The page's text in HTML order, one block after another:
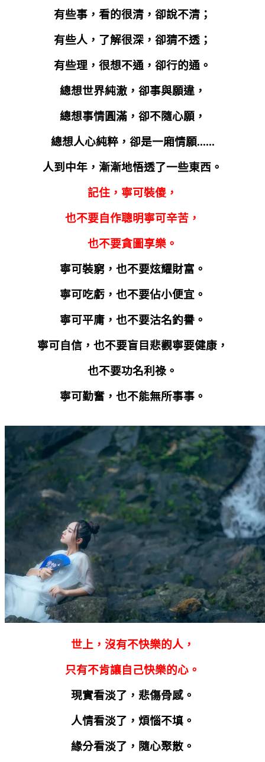
有些事，看的很清，卻說不清；
有些人，了解很深，卻猜不透；
有些理，很想不通，卻行的通。
總想世界純澈，卻事與願違，
總想事情圓滿，卻不隨心願，
總想人心純粹，卻是一廂情願......
人到中年，漸漸地悟透了一些東西。
記住，寧可裝傻，
也不要自作聰明寧可辛苦，
也不要貪圖享樂。
寧可裝窮，也不要炫耀財富。
寧可吃虧，也不要佔小便宜。
寧可平庸，也不要沽名釣譽。
寧可自信，也不要盲目悲觀寧要健康，
也不要功名利祿。
寧可勤奮，也不能無所事事。
世上，沒有不快樂的人，
只有不肯讓自己快樂的心。
現實看淡了，悲傷骨感。
人情看淡了，煩惱不填。
緣分看淡了，隨心聚散。